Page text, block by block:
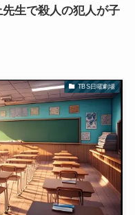
生で殺人の犯人が子
TBS日曜劇場